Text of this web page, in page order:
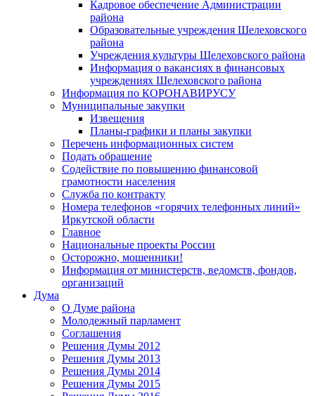
Кадровое обеспечение Администрации
района
Образовательные учреждения Шелеховского
района
Учреждения культуры Шелеховского района
Информация о вакансиях в финансовых
учреждениях Шелеховского района
Информация по КОРОНАВИРУСУ
Муниципальные закупки
Извещения
Планы-графики и планы закупки
Перечень информационных систем
Подать обращение
Содействие по повышению финансовой
грамотности населения
Служба по контракту
Номера телефонов «горячих телефонных линий»
Иркутской области
Главное
Национальные проекты России
Осторожно, мошенники!
Информация от министерств, ведомств, фондов,
организаций
Дума
О Думе района
Молодежный парламент
Соглашения
Решения Думы 2012
Решения Думы 2013
Решения Думы 2014
Решения Думы 2015